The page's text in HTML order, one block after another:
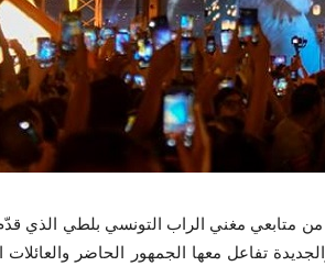
متابعي مغني الراب التونسي بلطي الذي
تفاعل معها الجمهور الحاضر والعائلات